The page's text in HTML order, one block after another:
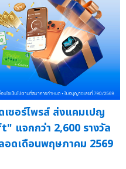
ซอร์ไพรส์ ส่งแคมเปญ
จกกว่า 2,600 รางวัล
อดเดือนพฤษภาคม 2569